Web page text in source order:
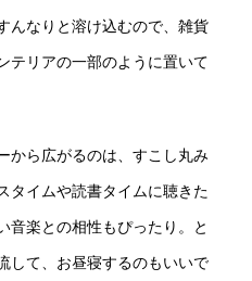
んなりと溶け込むので、雑貨
テリアの一部のように置いて
から広がるのは、すこし丸み
タイムや読書タイムに聴きた
音楽との相性もぴったり。と
して、お昼寝するのもいいで